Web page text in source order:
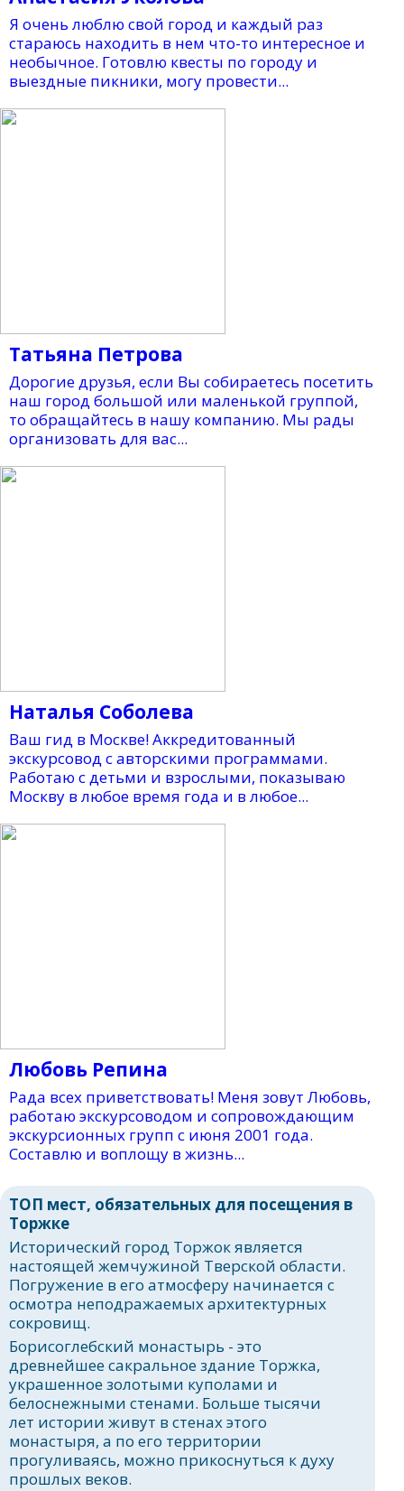
ТОП мест, обязательных для посещения в
Торжке
Исторический город Торжок является
настоящей жемчужиной Тверской области.
Погружение в его атмосферу начинается с
осмотра неподражаемых архитектурных
сокровищ.
Борисоглебский монастырь - это
древнейшее сакральное здание Торжка,
украшенное золотыми куполами и
белоснежными стенами. Больше тысячи
лет истории живут в стенах этого
монастыря, а по его территории
прогуливаясь, можно прикоснуться к духу
прошлых веков.
Я очень люблю свой город и каждый раз
стараюсь находить в нем что-то интересное и
необычное. Готовлю квесты по городу и
выездные пикники, могу провести...
Татьяна Петрова
Дорогие друзья, если Вы собираетесь посетить
наш город большой или маленькой группой,
то обращайтесь в нашу компанию. Мы рады
организовать для вас...
Наталья Соболева
Ваш гид в Москве! Аккредитованный
экскурсовод с авторскими программами.
Работаю с детьми и взрослыми, показываю
Москву в любое время года и в любое...
Любовь Репина
Рада всех приветствовать! Меня зовут Любовь,
работаю экскурсоводом и сопровождающим
экскурсионных групп с июня 2001 года.
Составлю и воплощу в жизнь...